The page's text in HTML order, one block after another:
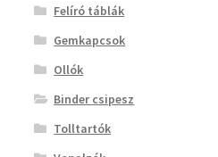
Felíró táblák
Gemkapcsok
Ollók
Binder csipesz
Tolltartók